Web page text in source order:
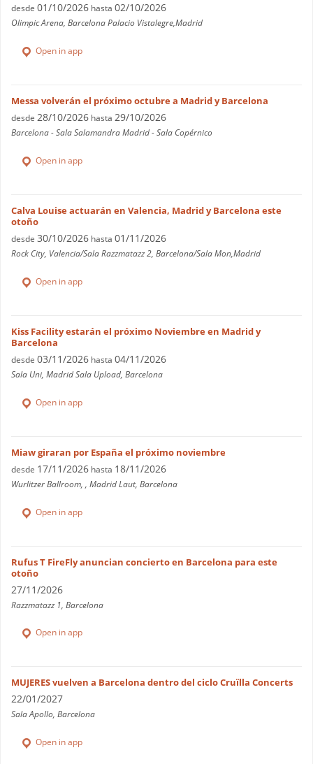
desde 01/10/2026 hasta 02/10/2026
Olimpic Arena, Barcelona Palacio Vistalegre,Madrid
Open in app
Messa volverán el próximo octubre a Madrid y Barcelona
desde 28/10/2026 hasta 29/10/2026
Barcelona - Sala Salamandra Madrid - Sala Copérnico
Open in app
Calva Louise actuarán en Valencia, Madrid y Barcelona este
otoño
desde 30/10/2026 hasta 01/11/2026
Rock City, Valencia/Sala Razzmatazz 2, Barcelona/Sala Mon,Madrid
Open in app
Kiss Facility estarán el próximo Noviembre en Madrid y
Barcelona
desde 03/11/2026 hasta 04/11/2026
Sala Uni, Madrid Sala Upload, Barcelona
Open in app
Miaw giraran por España el próximo noviembre
desde 17/11/2026 hasta 18/11/2026
Wurlitzer Ballroom, , Madrid Laut, Barcelona
Open in app
Rufus T FireFly anuncian concierto en Barcelona para este
otoño
27/11/2026
Razzmatazz 1, Barcelona
Open in app
MUJERES vuelven a Barcelona dentro del ciclo Cruïlla Concerts
22/01/2027
Sala Apollo, Barcelona
Open in app